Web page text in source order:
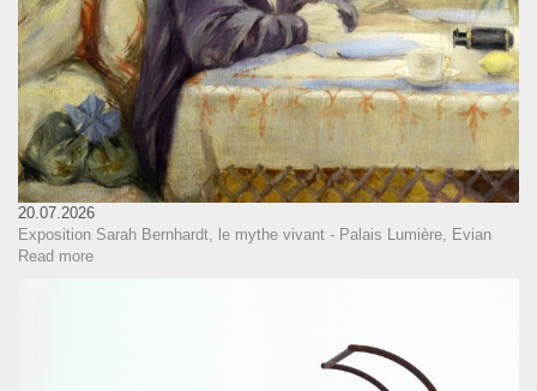
20.07.2026
Exposition Sarah Bernhardt, le mythe vivant - Palais Lumière, Evian
Read more